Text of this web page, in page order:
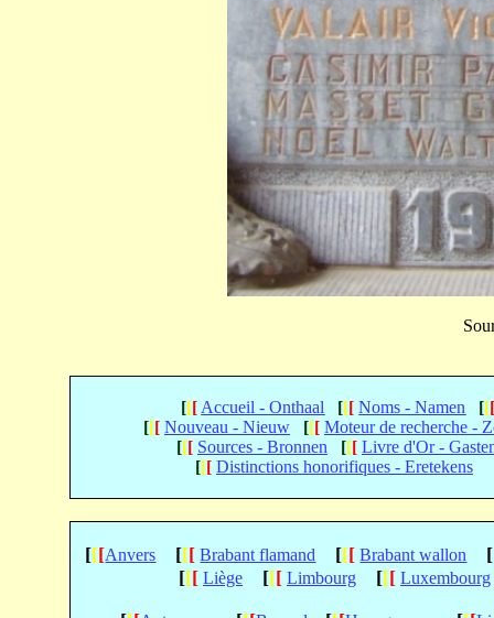
[[[ Accueil - Onthaal [[[ Noms - Namen [[
[[[ Nouveau - Nieuw [[[ Moteur de recherche -
[[[ Sources - Bronnen [[[ Livre d'Or -
[[[ Distinctions honorifiques - Eretekens
[[[Anvers [[[ Brabant flamand [[[ Brabant wallon [
[[[ Liège [[[ Limbourg [[[ Luxembourg